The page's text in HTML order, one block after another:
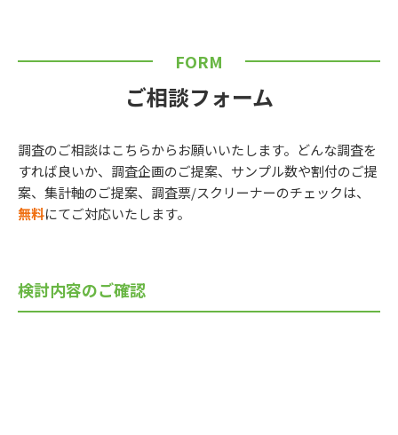
FORM
ご相談フォーム
調査のご相談はこちらからお願いいたします。どんな調査を
すれば良いか、調査企画のご提案、サンプル数や割付のご提
案、集計軸のご提案、調査票/スクリーナーのチェックは、
無料にてご対応いたします。
検討内容のご確認